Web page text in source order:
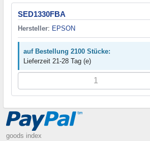
SED1330FBA
Hersteller: EPSON
auf Bestellung 2100 Stücke:
Lieferzeit 21-28 Tag (e)
goods index